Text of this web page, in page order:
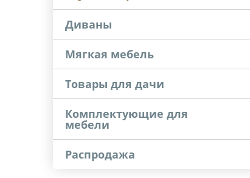
Диваны
Мягкая мебель
Товары для дачи
Комплектующие для
мебели
Распродажа